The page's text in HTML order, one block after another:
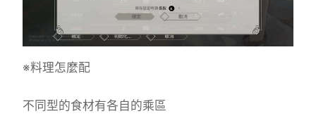
※料理怎麼配
不同型的食材有各自的乘區